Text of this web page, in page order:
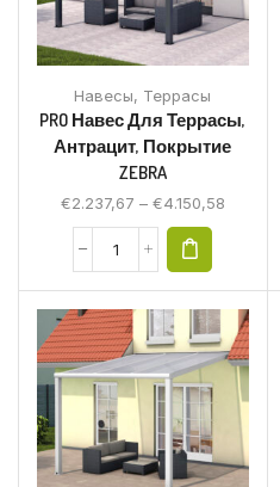
Навесы, Террасы
PRO Навес Для Террасы,
Антрацит, Покрытие
ZEBRA
€2.237,67 – €4.150,58